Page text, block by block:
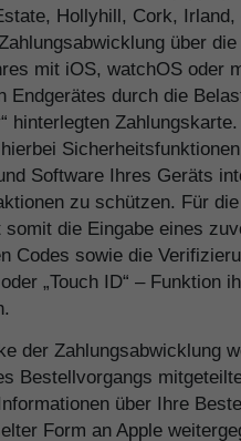
Hollyhill, Cork, Irland,
über die
mit iOS, watchOS oder
Endgerätes durch die
hinterlegten
Software Ihres Geräts
zu schützen. Für
somit die Eingabe eines
Codes sowie die
„Touch ID“ – Funktion
der Zahlungsabwicklung
Bestellvorgangs
über Ihre
Form an Apple